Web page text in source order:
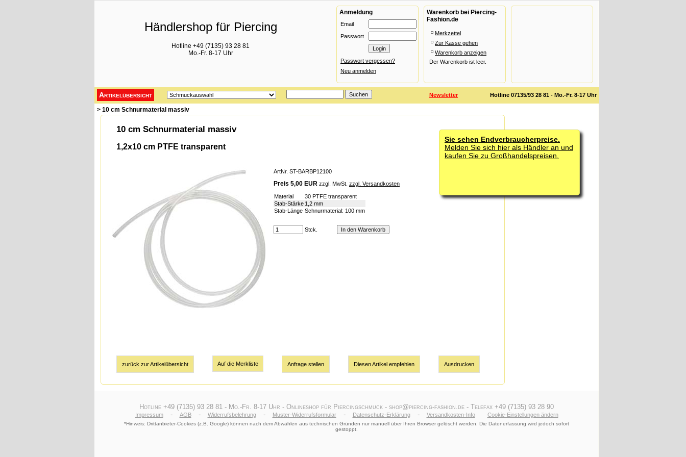
Händlershop für Piercing
Hotline +49 (7135) 93 28 81
Mo.-Fr. 8-17 Uhr
Warenkorb bei Piercing-
Fashion.de
Merkzettel
Zur Kasse gehen
Warenkorb anzeigen
Der Warenkorb ist leer.
Anmeldung
Email
Passwort
Passwort vergessen?
Neu anmelden
Sie sehen Endverbraucherpreise.
Melden Sie sich hier als Händler an und
kaufen Sie zu Großhandelspreisen.
Artikelübersicht Newsletter Hotline 07135/93 28 81 - Mo.-Fr. 8-17 Uhr
> 10 cm Schnurmaterial massiv
10 cm Schnurmaterial massiv
1,2x10 cm PTFE transparent
ArtNr. ST-BARBP12100
Preis 5,00 EUR zzgl. MwSt. zzgl. Versandkosten
Material
30 PTFE transparent
Stab-Stärke 1,2 mm
Stab-Länge Schnurmaterial: 100 mm
Stck.
zurück zur Artikelübersicht Anfrage stellen Diesen Artikel empfehlen Ausdrucken
Hotline +49 (7135) 93 28 81 - Mo.-Fr. 8-17 Uhr - Onlineshop für Piercingschmuck - shop@piercing-fashion.de - Telefax +49 (7135) 93 28 90
Impressum - AGB - Widerrufsbelehrung - Muster-Widerrufsformular - Datenschutz-Erklärung - Versandkosten-Info Cookie-Einstellungen ändern
*Hinweis: Drittanbieter-Cookies (z.B. Google) können nach dem Abwählen aus technischen Gründen nur manuell über Ihren Browser gelöscht werden. Die Datenerfassung wird jedoch sofort
gestoppt.